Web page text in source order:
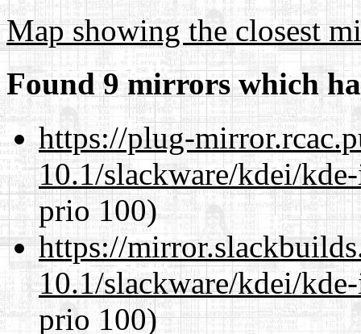
Map showing the closest
Found 9 mirrors which
https://plug-
10.1/slackware/kdei/
prio 100)
https://
10.1/slackware/kdei/
prio 100)